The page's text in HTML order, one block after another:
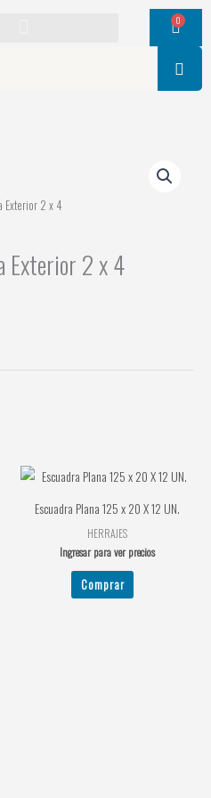
0
Cart
Exterior 2 x 4
Exterior 2 x 4
Escuadra Plana 125 x 20 X 12 UN.
HERRAJES
Ingresar para ver precios
Comprar